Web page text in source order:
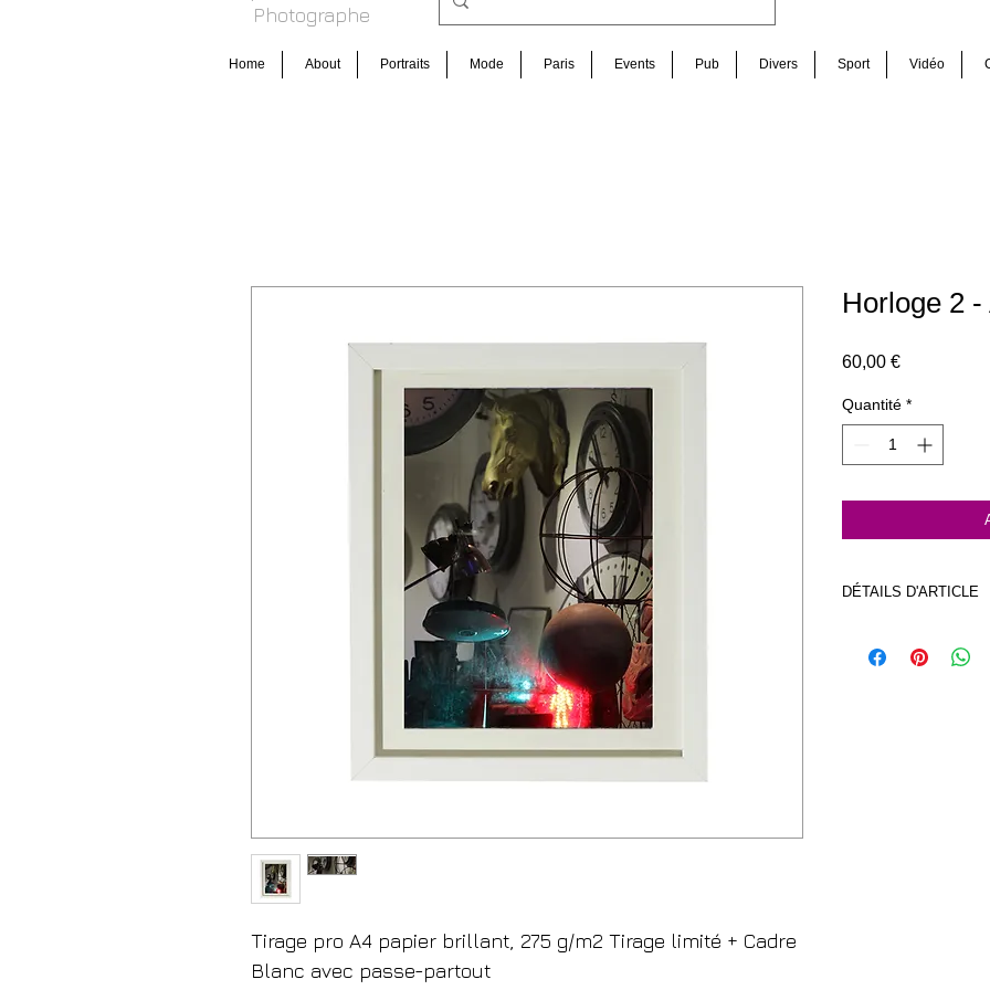
Photog raphe
Home About Portraits Mode Paris Events Pub Divers Sport Vidéo
Tirage pro A4 papier brillant, 275 g/m2 Tirage limité + Cadre
Blanc avec passe-partout
Horloge 2
60,00 €Prix
Quantité *
DÉTAILS D'ARTICLE
imprimée sur papier